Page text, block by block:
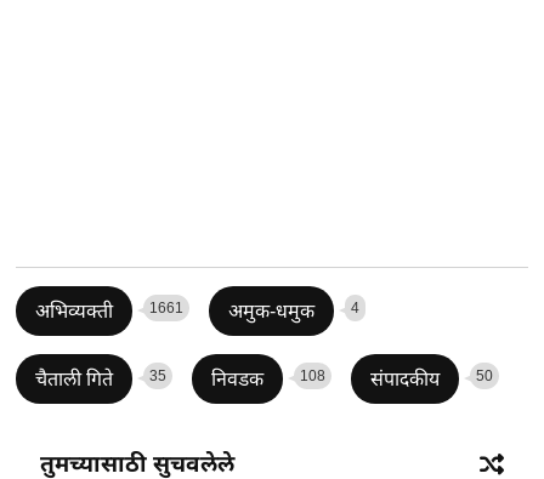
अभिव्यक्ती 1661 अमुक-धमुक 4
चैताली गिते 35 निवडक 108 संपादकीय 50
तुमच्यासाठी सुचवलेले